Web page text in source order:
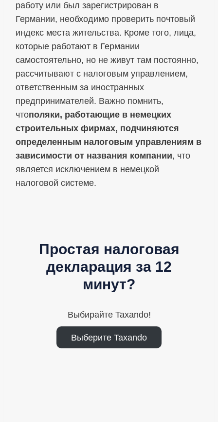
работу или был зарегистрирован в
Германии, необходимо проверить почтовый
индекс места жительства. Кроме того, лица,
которые работают в Германии
самостоятельно, но не живут там постоянно,
рассчитывают с налоговым управлением,
ответственным за иностранных
предпринимателей. Важно помнить,
чтополяки, работающие в немецких
строительных фирмах, подчиняются
определенным налоговым управлениям в
зависимости от названия компании, что
является исключением в немецкой
налоговой системе.
Простая налоговая
декларация за 12
минут?
Выбирайте Taxando!
Выберите Taxando